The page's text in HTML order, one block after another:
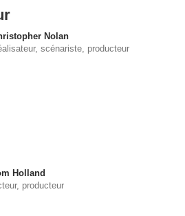
Nolan
scénariste, producteur
Holland
producteur